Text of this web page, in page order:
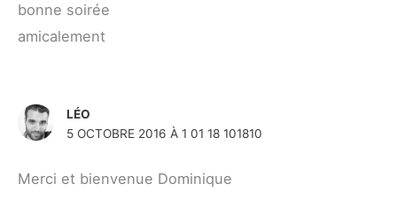
bonne soirée
amicalement
LÉO
5 OCTOBRE 2016 À 1 01 18 101810
Merci et bienvenue Dominique